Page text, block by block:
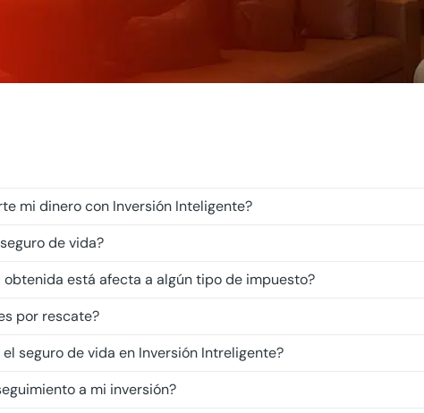
mi dinero con Inversión Inteligente?
de vida?
está afecta a algún tipo de impuesto?
por rescate?
seguro de vida en Inversión Intreligente?
a mi inversión?